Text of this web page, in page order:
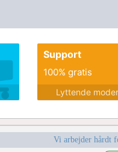
Support
100% gratis
Lyttende
Vi arbejder hårdt